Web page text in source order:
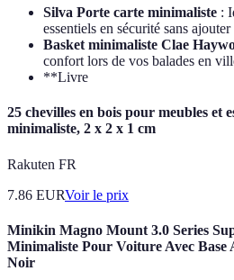
Silva Porte carte minimaliste :
essentiels en sécurité sans
Basket minimaliste Clae
confort lors de vos balades en
**Livre
25 chevilles en bois pour meubles et
minimaliste, 2 x 2 x 1 cm
Rakuten FR
7.86 EURVoir le prix
Minikin Magno Mount 3.0 Series
Minimaliste Pour Voiture Avec Base
Noir